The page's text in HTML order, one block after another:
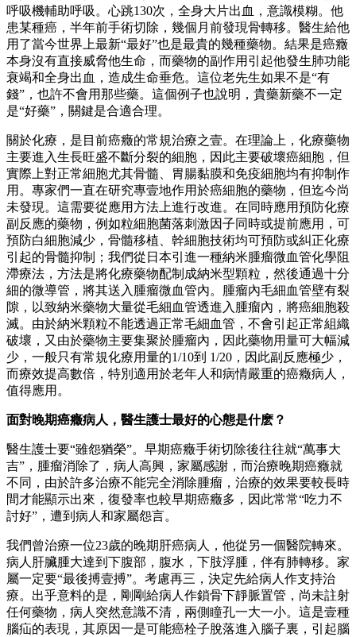
呼吸機輔助呼吸。心跳130次，全身大片出血，意識模糊。他
患某種癌，半年前手術切除，幾個月前發現骨轉移。醫生給他
用了當今世界上最新“最好”也是最貴的幾種藥物。結果是癌癥
本身沒有直接威脅他生命，而藥物的副作用引起他發生肺功能
衰竭和全身出血，造成生命垂危。這位老先生如果不是“有
錢”，也許不會用那些藥。這個例子也說明，貴藥新藥不一定
是“好藥”，關鍵是合適合理。
關於化療，是目前癌癥的常規治療之壹。在理論上，化療藥物
主要進入生長旺盛不斷分裂的細胞，因此主要破壞癌細胞，但
實際上對正常細胞尤其骨髓、胃腸黏膜和免疫細胞均有抑制作
用。專家們一直在研究專壹地作用於癌細胞的藥物，但迄今尚
未發現。這需要從應用方法上進行改進。在同時應用預防化療
副反應的藥物，例如粒細胞菌落刺激因子同時或提前應用，可
預防白細胞減少，骨髓移植、幹細胞技術均可預防或糾正化療
引起的骨髓抑制；我們從日本引進一種納米腫瘤微血管化學阻
滯療法，方法是將化療藥物配制成納米型顆粒，然後通過十分
細的微導管，將其送入腫瘤微血管內。腫瘤內毛細血管壁有裂
隙，以致納米藥物大量從毛細血管透進入腫瘤內，將癌細胞殺
滅。由於納米顆粒不能透過正常毛細血管，不會引起正常組織
破壞，又由於藥物主要集聚於腫瘤內，因此藥物用量可大幅減
少，一般只有常規化療用量的1/10到 1/20，因此副反應極少，
而療效提高數倍，特別適用於老年人和病情嚴重的癌癥病人，
值得應用。
面對晚期癌癥病人，醫生護士最好的心態是什麽？
醫生護士要“雖怨猶榮”。早期癌癥手術切除後往往就“萬事大
吉”，腫瘤消除了，病人高興，家屬感謝，而治療晚期癌癥就
不同，由於許多治療不能完全消除腫瘤，治療的效果要較長時
間才能顯示出來，復發率也較早期癌癥多，因此常常“吃力不
討好”，遭到病人和家屬怨言。
我們曾治療一位23歲的晚期肝癌病人，他從另一個醫院轉來。
病人肝臟腫大達到下腹部，腹水，下肢浮腫，伴有肺轉移。家
屬一定要“最後搏壹搏”。考慮再三，決定先給病人作支持治
療。出乎意料的是，剛剛給病人作鎖骨下靜脈置管，尚未註射
任何藥物，病人突然意識不清，兩側瞳孔一大一小。這是壹種
腦疝的表現，其原因一是可能癌栓子脫落進入腦子裏，引起腦